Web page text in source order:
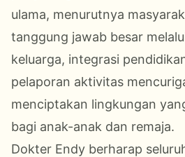
ulama, menurutnya
tanggung jawab besar
keluarga, integrasi
pelaporan aktivitas
menciptakan lingkungan
bagi anak-anak dan remaja.
Dokter Endy berharap